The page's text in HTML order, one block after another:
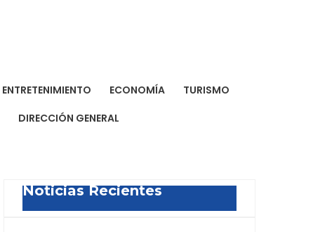
ENTRETENIMIENTO ECONOMÍA
TURISMO
DIRECCIÓN GENERAL
Noticias Recientes